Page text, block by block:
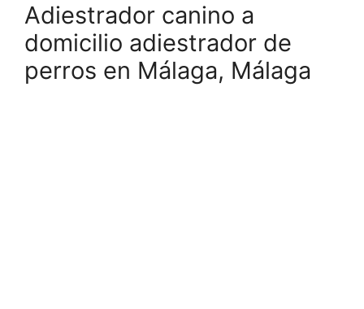
Adiestrador canino a
domicilio adiestrador de
perros en Málaga, Málaga